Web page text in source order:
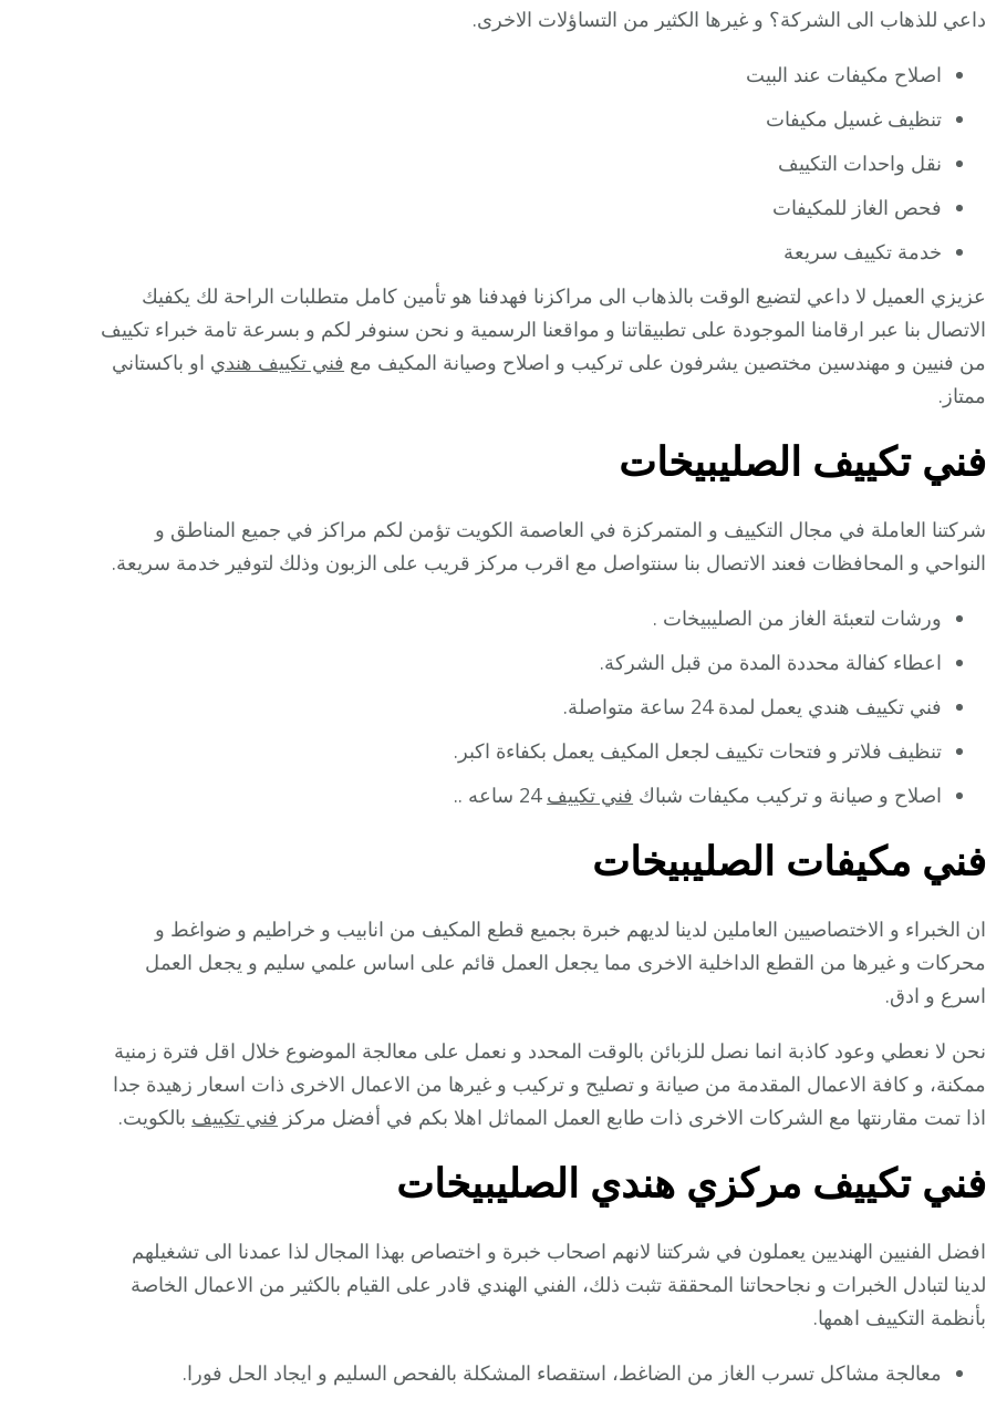
داعي للذهاب الى الشركة؟ و غيرها الكثير من التساؤلات الاخرى.
اصلاح مكيفات عند البيت
تنظيف غسيل مكيفات
نقل واحدات التكييف
فحص الغاز للمكيفات
خدمة تكييف سريعة
عزيزي العميل لا داعي لتضيع الوقت بالذهاب الى مراكزنا فهدفنا هو تأمين كامل متطلبات الراحة لك يكفيك
الاتصال بنا عبر ارقامنا الموجودة على تطبيقاتنا و مواقعنا الرسمية و نحن سنوفر لكم و بسرعة تامة خبراء تكييف
من فنيين و مهندسين مختصين يشرفون على تركيب و اصلاح وصيانة المكيف مع فني تكييف هندي او باكستاني
ممتاز.
فني تكييف الصليبيخات
شركتنا العاملة في مجال التكييف و المتمركزة في العاصمة الكويت تؤمن لكم مراكز في جميع المناطق و
النواحي و المحافظات فعند الاتصال بنا سنتواصل مع اقرب مركز قريب على الزبون وذلك لتوفير خدمة سريعة.
ورشات لتعبئة الغاز من الصليبيخات .
اعطاء كفالة محددة المدة من قبل الشركة.
فني تكييف هندي يعمل لمدة 24 ساعة متواصلة.
تنظيف فلاتر و فتحات تكييف لجعل المكيف يعمل بكفاءة اكبر.
اصلاح و صيانة و تركيب مكيفات شباك فني تكييف 24 ساعه ..
فني مكيفات الصليبيخات
ان الخبراء و الاختصاصيين العاملين لدينا لديهم خبرة بجميع قطع المكيف من انابيب و خراطيم و ضواغط و
محركات و غيرها من القطع الداخلية الاخرى مما يجعل العمل قائم على اساس علمي سليم و يجعل العمل
اسرع و ادق.
نحن لا نعطي وعود كاذبة انما نصل للزبائن بالوقت المحدد و نعمل على معالجة الموضوع خلال اقل فترة زمنية
ممكنة، و كافة الاعمال المقدمة من صيانة و تصليح و تركيب و غيرها من الاعمال الاخرى ذات اسعار زهيدة جدا
اذا تمت مقارنتها مع الشركات الاخرى ذات طابع العمل المماثل اهلا بكم في أفضل مركز فني تكييف بالكويت.
فني تكييف مركزي هندي الصليبيخات
افضل الفنيين الهنديين يعملون في شركتنا لانهم اصحاب خبرة و اختصاص بهذا المجال لذا عمدنا الى تشغيلهم
لدينا لتبادل الخبرات و نجاححاتنا المحققة تثبت ذلك، الفني الهندي قادر على القيام بالكثير من الاعمال الخاصة
بأنظمة التكييف اهمها.
معالجة مشاكل تسرب الغاز من الضاغط، استقصاء المشكلة بالفحص السليم و ايجاد الحل فورا.